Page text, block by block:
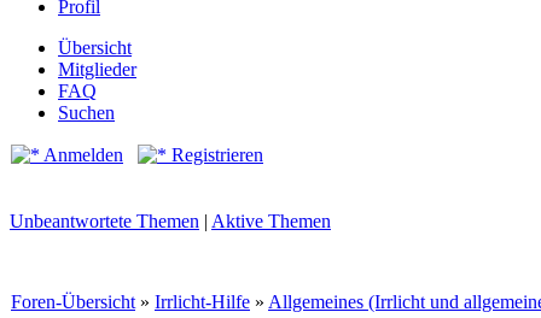
Profil
Übersicht
Mitglieder
FAQ
Suchen
Anmelden Registrieren
Unbeantwortete Themen | Aktive Themen
Foren-Übersicht » Irrlicht-Hilfe » Allgemeines (Irrlicht und